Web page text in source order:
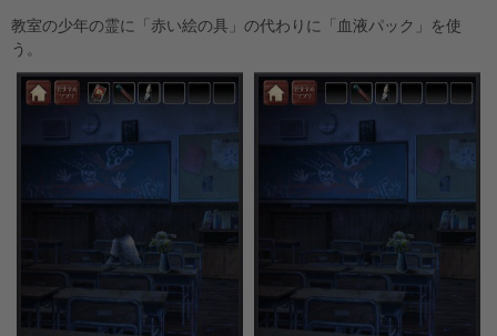
教室の少年の霊に「赤い絵の具」の代わりに「血液パック」を使
う。